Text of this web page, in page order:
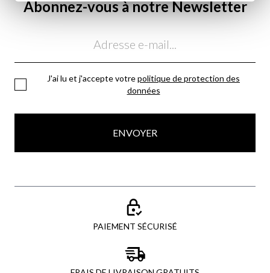
Abonnez-vous à notre Newsletter
J'ai lu et j'accepte votrepolitique de protection des
données
ENVOYER
PAIEMENT SÉCURISÉ